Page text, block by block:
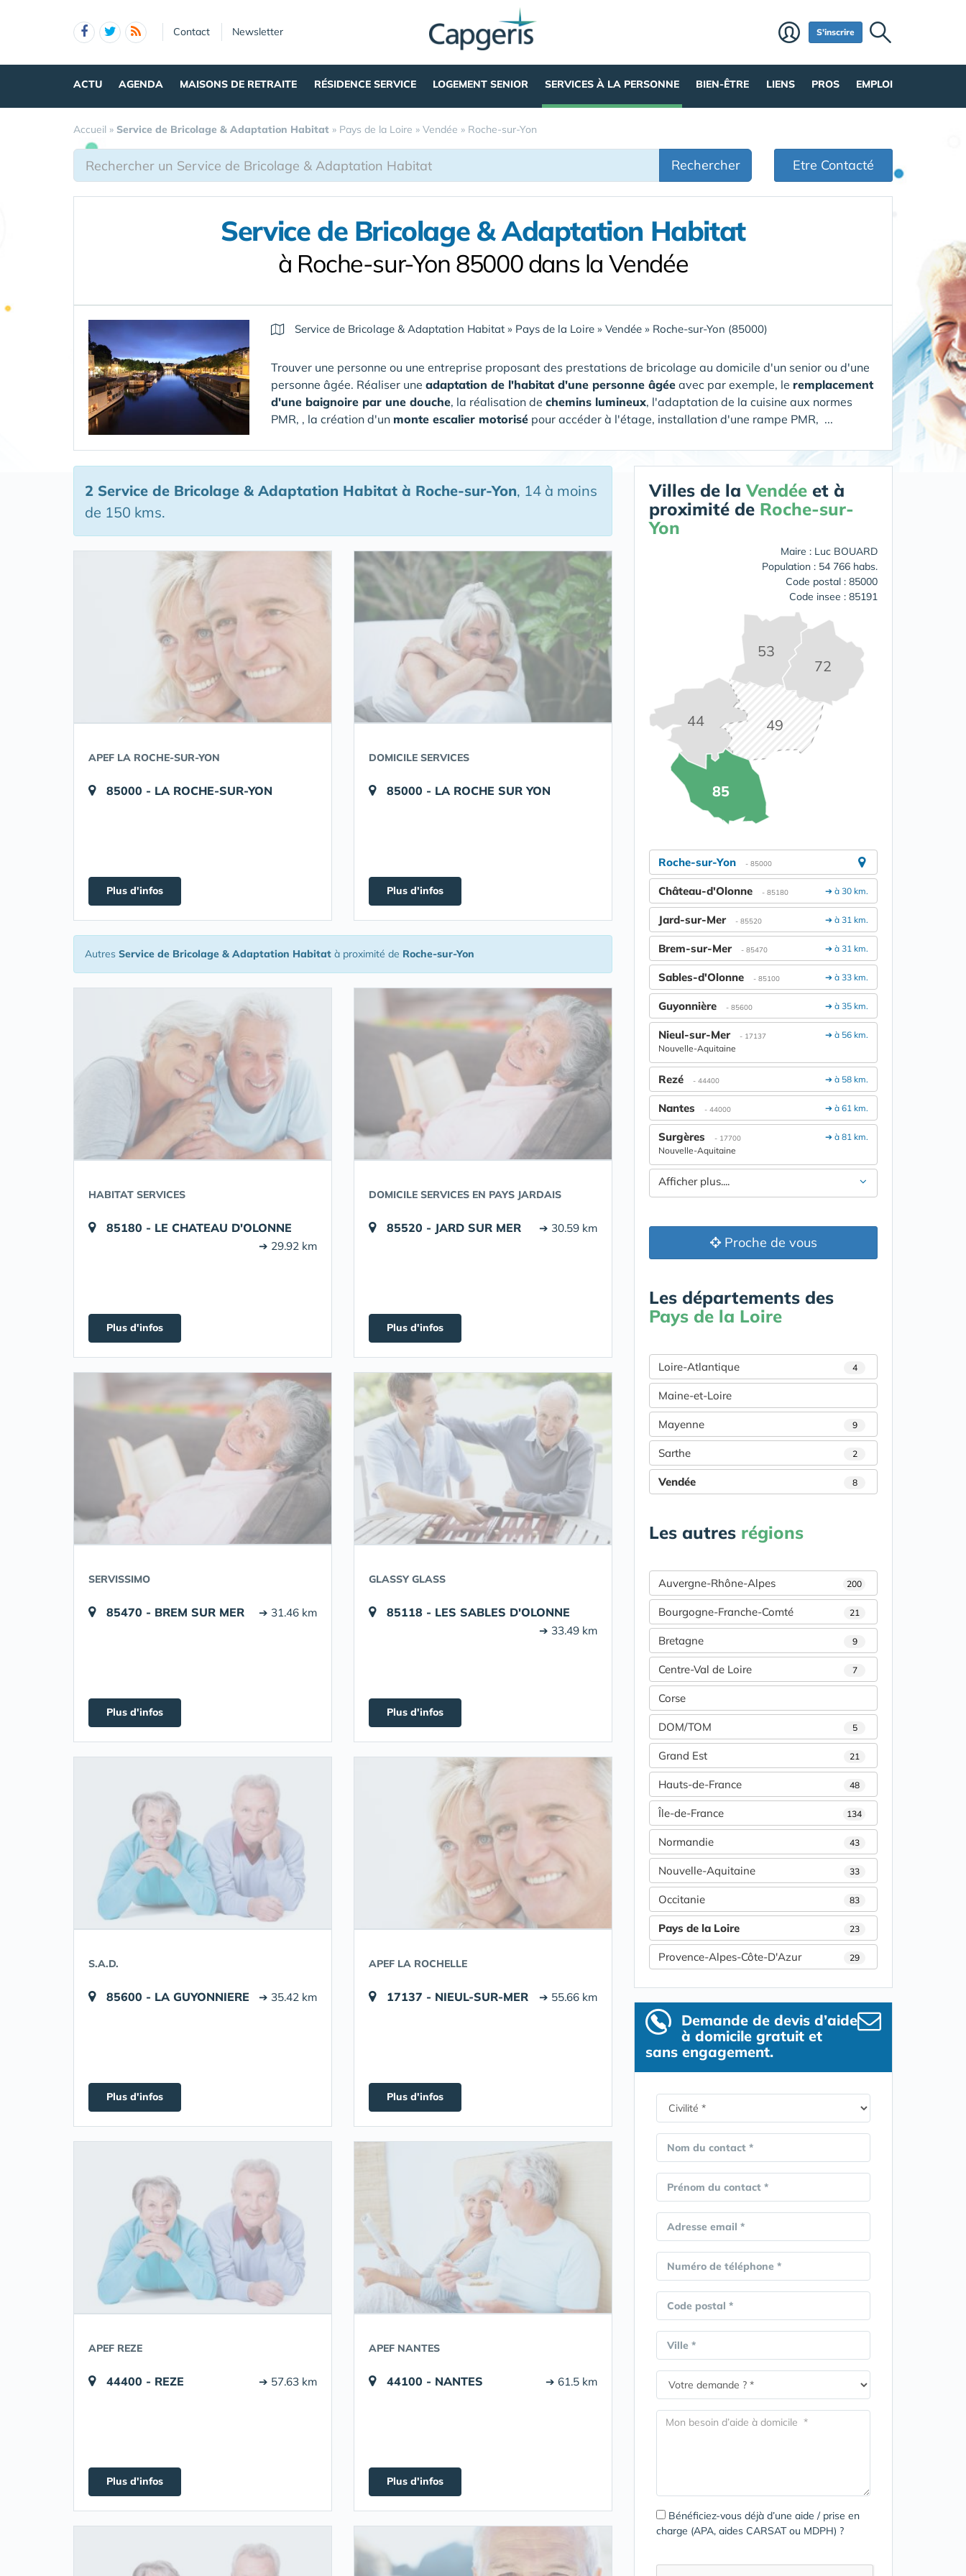
Contact Newsletter S'inscrire
ACTU AGENDA MAISONS DE RETRAITE RÉSIDENCE SERVICE LOGEMENT SENIOR SERVICES À LA PERSONNE BIEN-ÊTRE LIENS PROS EMPLOI
Accueil » Service de Bricolage & Adaptation Habitat » Pays de la Loire » Vendée » Roche-sur-Yon
Rechercher Etre Contacté
Service de Bricolage & Adaptation Habitat
à Roche-sur-Yon 85000 dans la Vendée
Service de Bricolage & Adaptation Habitat » Pays de la Loire » Vendée » Roche-sur-Yon (85000)
Trouver une personne ou une entreprise proposant des prestations de bricolage au domicile d'un senior ou d'une
personne âgée. Réaliser une adaptation de l'habitat d'une personne âgée avec par exemple, le remplacement
d'une baignoire par une douche, la réalisation de chemins lumineux, l'adaptation de la cuisine aux normes
PMR, , la création d'un monte escalier motorisé pour accéder à l'étage, installation d'une rampe PMR, ...
2 Service de Bricolage & Adaptation Habitat à Roche-sur-Yon, 14 à moins
de 150 kms.
APEF LA ROCHE-SUR-YON
85000 - LA ROCHE-SUR-YON
Plus d'infos
DOMICILE SERVICES
85000 - LA ROCHE SUR YON
Plus d'infos
Autres Service de Bricolage & Adaptation Habitat à proximité de Roche-sur-Yon
HABITAT SERVICES
85180 - LE CHATEAU D'OLONNE
➔ 29.92 km
Plus d'infos
DOMICILE SERVICES EN PAYS JARDAIS
85520 - JARD SUR MER ➔ 30.59 km
Plus d'infos
SERVISSIMO
85470 - BREM SUR MER ➔ 31.46 km
Plus d'infos
GLASSY GLASS
85118 - LES SABLES D'OLONNE
➔ 33.49 km
Plus d'infos
S.A.D.
85600 - LA GUYONNIERE ➔ 35.42 km
Plus d'infos
APEF LA ROCHELLE
17137 - NIEUL-SUR-MER ➔ 55.66 km
Plus d'infos
APEF REZE
44400 - REZE ➔ 57.63 km
Plus d'infos
APEF NANTES
44100 - NANTES ➔ 61.5 km
Plus d'infos
Villes de la Vendée et à
proximité de Roche-sur-
Yon
Maire : Luc BOUARD
Population : 54 766 habs.
Code postal : 85000
Code insee : 85191
44 49
53
72
85
Roche-sur-Yon - 85000
➔ à 30 km.
Château-d'Olonne - 85180
➔ à 31 km.
Jard-sur-Mer - 85520
➔ à 31 km.
Brem-sur-Mer - 85470
➔ à 33 km.
Sables-d'Olonne - 85100
➔ à 35 km.
Guyonnière - 85600
➔ à 56 km.
Nieul-sur-Mer - 17137
Nouvelle-Aquitaine
➔ à 58 km.
Rezé - 44400
➔ à 61 km.
Nantes - 44000
➔ à 81 km.
Surgères - 17700
Nouvelle-Aquitaine
Afficher plus....
Proche de vous
Les départements des
Pays de la Loire
Loire-Atlantique 4
Maine-et-Loire
Mayenne 9
Sarthe 2
Vendée 8
Les autres régions
Auvergne-Rhône-Alpes 200
Bourgogne-Franche-Comté 21
Bretagne 9
Centre-Val de Loire 7
Corse
DOM/TOM 5
Grand Est 21
Hauts-de-France 48
Île-de-France 134
Normandie 43
Nouvelle-Aquitaine 33
Occitanie 83
Pays de la Loire 23
Provence-Alpes-Côte-D'Azur 29
Demande de devis d’aide
à domicile gratuit et
sans engagement.
Nom du contact *
Prénom du contact *
Adresse email *
Numéro de téléphone *
Code postal *
Ville *
Bénéficiez-vous déjà d’une aide / prise en
charge (APA, aides CARSAT ou MDPH) ?